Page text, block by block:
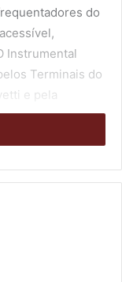
do
Instrumental
Terminais do
e pela
do edifício,
até o
projeto realizado